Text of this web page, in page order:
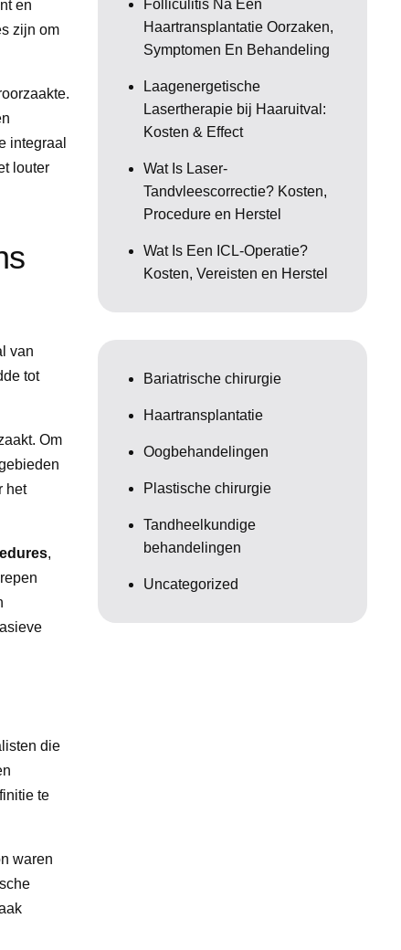
en
zijn om
integraal
louter
van
tot
Om
het
,
die
te
waren
Folliculitis Na Een
Haartransplantatie Oorzaken,
Symptomen En Behandeling
Laagenergetische
Lasertherapie bij Haaruitval:
Kosten & Effect
Wat Is Laser-
Tandvleescorrectie? Kosten,
Procedure en Herstel
Wat Is Een ICL-Operatie?
Kosten, Vereisten en Herstel
Bariatrische chirurgie
Haartransplantatie
Oogbehandelingen
Plastische chirurgie
Tandheelkundige
behandelingen
Uncategorized